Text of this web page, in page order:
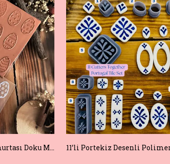
11 Desenli Paskalya Yumurtası Doku Matı +Hediye Kalıp | Polimer Kil & Hava ile Kuruyan Kil için Damga